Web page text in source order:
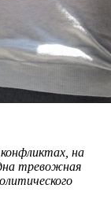
на
тревожная